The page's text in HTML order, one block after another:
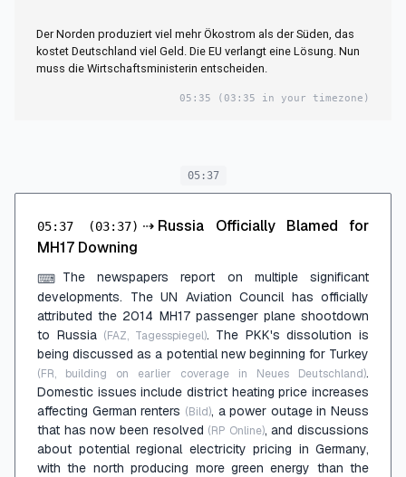
Der Norden produziert viel mehr Ökostrom als der Süden, das
kostet Deutschland viel Geld. Die EU verlangt eine Lösung. Nun
muss die Wirtschaftsministerin entscheiden.
05:35 (03:35 in your timezone)
05:37
05:37 (03:37) ⇢ Russia Officially Blamed for
MH17 Downing
⌨ The newspapers report on multiple significant
developments. The UN Aviation Council has officially
attributed the 2014 MH17 passenger plane shootdown
to Russia (FAZ, Tagesspiegel). The PKK's dissolution is
being discussed as a potential new beginning for Turkey
(FR, building on earlier coverage in Neues Deutschland).
Domestic issues include district heating price increases
affecting German renters (Bild), a power outage in Neuss
that has now been resolved (RP Online), and discussions
about potential regional electricity pricing in Germany,
with the north producing more green energy than the